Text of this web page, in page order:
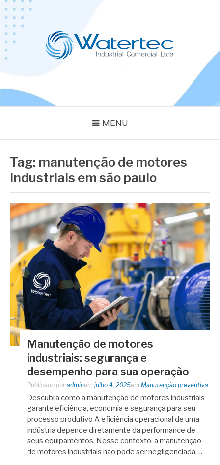
Pular
para
conteúdo
MENU
Tag: manutenção de motores
industriais em são paulo
Manutenção de motores
industriais: segurança e
desempenho para sua operação
Publicado por adminem julho 4, 2025em Manutenção preventiva
Descubra como a manutenção de motores industriais
garante eficiência, economia e segurança para seu
processo produtivo A eficiência operacional de uma
indústria depende diretamente da performance de
seus equipamentos. Nesse contexto, a manutenção
de motores industriais não pode ser negligenciada….